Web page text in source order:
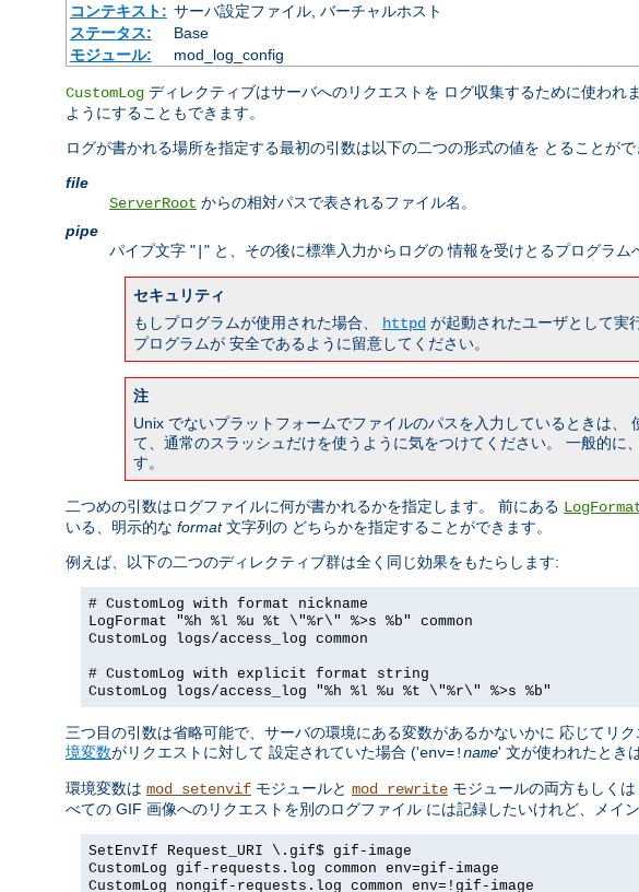
コンテキスト: サーバ設定ファイル, バーチャルホスト
ステータス:
Base
モジュール:
mod_log_config
CustomLog ディレクティブはサーバへのリクエストを ログ収集するために使わ
ようにすることもできます。
ログが書かれる場所を指定する最初の引数は以下の二つの形式の値を とることがで
file
ServerRoot からの相対パスで表されるファイル名。
pipe
パイプ文字 "|" と、その後に標準入力からログの 情報を受けとるプログラム
セキュリティ
もしプログラムが使用された場合、 httpd が起動されたユーザとして実
プログラムが 安全であるように留意してください。
注
Unix でないプラットフォームでファイルのパスを入力しているときは
て、通常のスラッシュだけを使うように気をつけてください。 一般的
す。
二つめの引数はログファイルに何が書かれるかを指定します。 前にある
いる、明示的な format文字列の どちらかを指定することができます。
例えば、以下の二つのディレクティブ群は全く同じ効果をもたらします:
# CustomLog with format nickname
LogFormat "%h %l %u %t \"%r\" %>s %b" common
CustomLog logs/access_log common
# CustomLog with explicit format string
CustomLog logs/access_log "%h %l %u %t \"%r\" %>s %b"
三つ目の引数は省略可能で、サーバの環境にある変数があるかないかに 応じてリ
境変数がリクエストに対して 設定されていた場合 ('env=!name' 文が使われたとき
環境変数は mod_setenvif モジュールと mod_rewrite モジュールの両方もしく
べての GIF 画像へのリクエストを別のログファイル には記録したいけれど、メ
SetEnvIf Request_URI \.gif$ gif-image
CustomLog gif-requests.log common env=gif-image
CustomLog nongif-requests.log common env=!gif-image